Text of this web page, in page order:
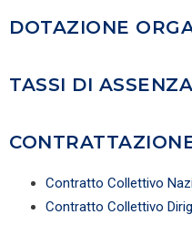
DOTAZIONE
TASSI DI ASSENZA
Contratto Collettivo
Contratto Collettivo